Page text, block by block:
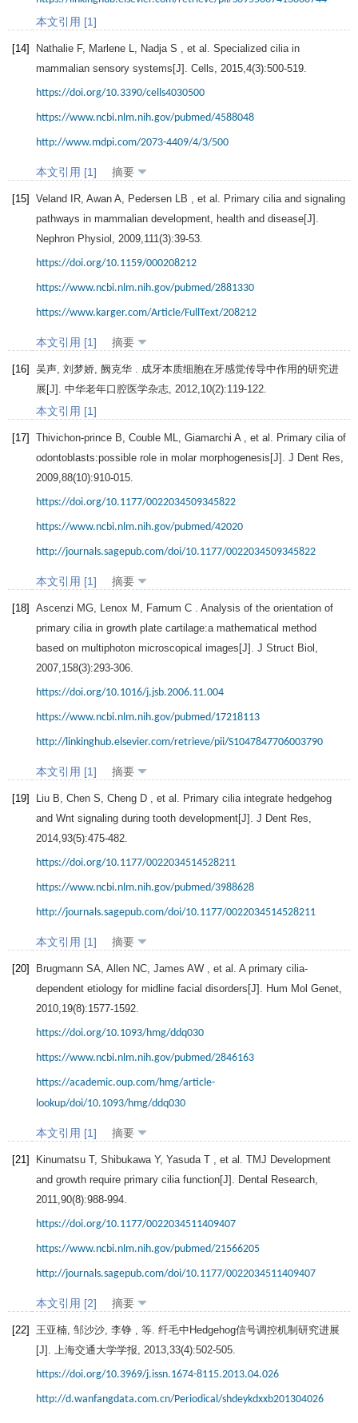
本文引用 [1]
[14] Nathalie F, Marlene L Nadja S , et al. Specialized cilia in
mammalian sensory systems[J]. Cells 2015 4(3):500-519.
https://doi.org/10.3390/cells4030500
https://www.ncbi.nlm.nih.gov/pubmed/4588048
http://www.mdpi.com/2073-4409/4/3/500
本文引用 [1] 摘要
[15] Veland IR Awan A Pedersen LB , et al. Primary cilia and signaling
pathways in mammalian development, health and disease[J].
Nephron Physiol
2009 111(3):39-53.
https://doi.org/10.1159/000208212
https://www.ncbi.nlm.nih.gov/pubmed/2881330
https://www.karger.com/Article/FullText/208212
本文引用 [1] 摘要
[16] 吴声, 刘梦娇, 阙克华 . 成牙本质细胞在牙感觉传导中作用的研究进
展[J]. 中华老年口腔医学杂志 2012 10(2):119-122.
本文引用 [1]
[17] Thivichon-prince B Couble ML Giamarchi A , et al. Primary cilia of
odontoblasts:possible role in molar morphogenesis[J]. J Dent Res
2009 88(10):910-015.
https://doi.org/10.1177/0022034509345822
https://www.ncbi.nlm.nih.gov/pubmed/42020
http://journals.sagepub.com/doi/10.1177/0022034509345822
本文引用 [1] 摘要
[18] Ascenzi MG Lenox M Farnum C . Analysis of the orientation of
primary cilia in growth plate cartilage:a mathematical method
based on multiphoton microscopical images[J]. J Struct Biol
2007 158(3):293-306.
https://doi.org/10.1016/j.jsb.2006.11.004
https://www.ncbi.nlm.nih.gov/pubmed/17218113
http://linkinghub.elsevier.com/retrieve/pii/S1047847706003790
本文引用 [1] 摘要
[19] Liu B Chen S Cheng D , et al. Primary cilia integrate hedgehog
and Wnt signaling during tooth development[J]. J Dent Res
2014 93(5):475-482.
https://doi.org/10.1177/0022034514528211
https://www.ncbi.nlm.nih.gov/pubmed/3988628
http://journals.sagepub.com/doi/10.1177/0022034514528211
本文引用 [1] 摘要
[20] Brugmann SA Allen NC James AW , et al. A primary cilia-
dependent etiology for midline facial disorders[J]. Hum Mol Genet
2010 19(8):1577-1592.
https://doi.org/10.1093/hmg/ddq030
https://www.ncbi.nlm.nih.gov/pubmed/2846163
https://academic.oup.com/hmg/article-
lookup/doi/10.1093/hmg/ddq030
本文引用 [1] 摘要
[21] Kinumatsu T, Shibukawa Y, Yasuda T , et al. TMJ Development
and growth require primary cilia function[J]. Dental Research
2011 90(8):988-994.
https://doi.org/10.1177/0022034511409407
https://www.ncbi.nlm.nih.gov/pubmed/21566205
http://journals.sagepub.com/doi/10.1177/0022034511409407
本文引用 [2] 摘要
[22]
王亚楠, 邹沙沙, 李铮 , 等. 纤毛中Hedgehog信号调控机制研究进展
[J].
上海交通大学学报 2013 33(4):502-505.
https://doi.org/10.3969/j.issn.1674-8115.2013.04.026
http://d.wanfangdata.com.cn/Periodical/shdeykdxxb201304026